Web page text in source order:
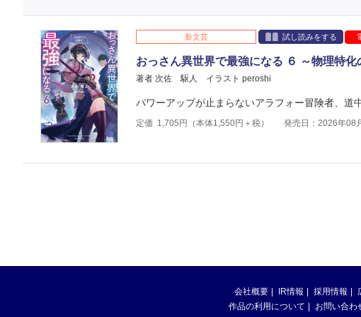
新文芸 試し読みをする
おっさん異世界で最強になる ６ ～物理特化
著者 次佐 駆人 イラスト peroshi
パワーアップが止まらないアラフォー冒険者、道
定価 1,705 円（本体1,550円＋税） 発売日：2026年08
会社概要 IR情報 採用情報
作品の利用について
お問い合わ